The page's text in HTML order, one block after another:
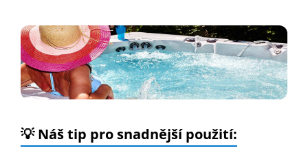
💡Náš tip pro snadnější použití: